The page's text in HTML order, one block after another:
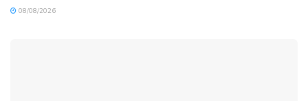
08/08/2026